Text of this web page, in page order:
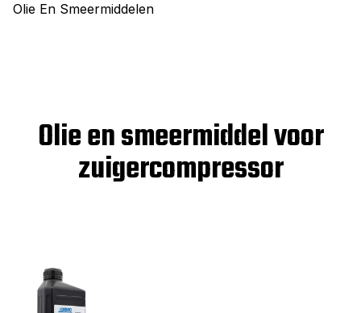
Olie En Smeermiddelen
Olie en smeermiddel voor
zuigercompressor